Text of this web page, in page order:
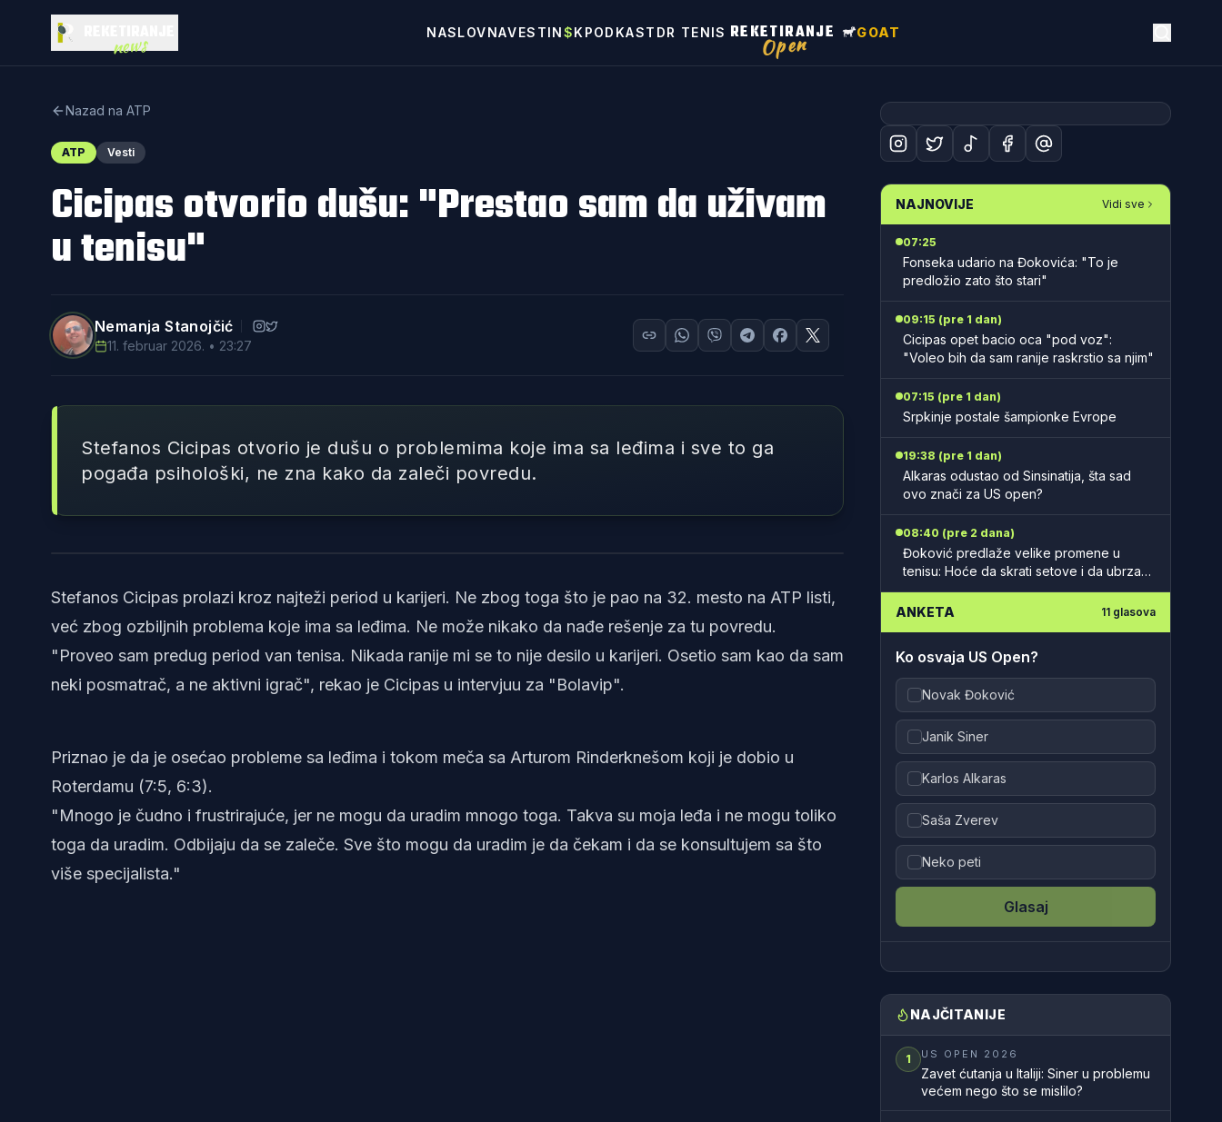
news NASLOVNAVESTIN$K PODKAST DR TENIS REKETIRANJE
Open GOAT
Nazad na ATP
ATP Vesti
Cicipas otvorio dušu: "Prestao sam da uživam
u tenisu"
Nemanja Stanojčić
11. februar 2026. • 23:27
Stefanos Cicipas otvorio je dušu o problemima koje ima sa leđima i sve to ga
pogađa psihološki, ne zna kako da zaleči povredu.
Stefanos Cicipas prolazi kroz najteži period u karijeri. Ne zbog toga što je pao na 32. mesto na ATP listi,
već zbog ozbiljnih problema koje ima sa leđima. Ne može nikako da nađe rešenje za tu povredu.
"Proveo sam predug period van tenisa. Nikada ranije mi se to nije desilo u karijeri. Osetio sam kao da sam
neki posmatrač, a ne aktivni igrač", rekao je Cicipas u intervjuu za "Bolavip".
Priznao je da je osećao probleme sa leđima i tokom meča sa Arturom Rinderknešom koji je dobio u
Roterdamu (7:5, 6:3).
"Mnogo je čudno i frustrirajuće, jer ne mogu da uradim mnogo toga. Takva su moja leđa i ne mogu toliko
toga da uradim. Odbijaju da se zaleče. Sve što mogu da uradim je da čekam i da se konsultujem sa što
više specijalista."
NAJNOVIJE Vidi sve
07:25
Fonseka udario na Đokovića: "To je
predložio zato što stari"
09:15 (pre 1 dan)
Cicipas opet bacio oca "pod voz":
"Voleo bih da sam ranije raskrstio sa njim"
07:15 (pre 1 dan)
Srpkinje postale šampionke Evrope
19:38 (pre 1 dan)
Alkaras odustao od Sinsinatija, šta sad
ovo znači za US open?
08:40 (pre 2 dana)
Đoković predlaže velike promene u
tenisu: Hoće da skrati setove i da ubrza
mečeve
ANKETA
11 glasova
Ko osvaja US Open?
Novak Đoković
Janik Siner
Karlos Alkaras
Saša Zverev
Neko peti
Glasaj
NAJČITANIJE
1 US OPEN 2026
Zavet ćutanja u Italiji: Siner u problemu
većem nego što se mislilo?